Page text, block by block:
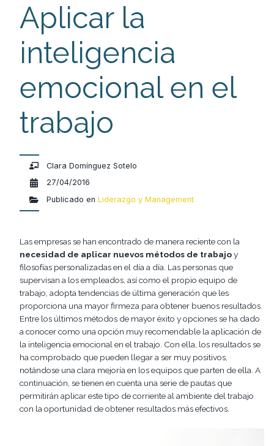
Aplicar la
inteligencia
emocional en el
trabajo
Clara Domínguez Sotelo
27/04/2016
Publicado en Liderazgo y Management
Las empresas se han encontrado de manera reciente con la
necesidad de aplicar nuevos métodos de trabajoy
filosofías personalizadas en el día a día. Las personas que
supervisan a los empleados, así como el propio equipo de
trabajo, adopta tendencias de última generación que les
proporciona una mayor firmeza para obtener buenos resultados.
Entre los últimos métodos de mayor éxito y opciones se ha dado
a conocer como una opción muy recomendable la aplicación de
la inteligencia emocional en el trabajo. Con ella, los resultados se
ha comprobado que pueden llegar a ser muy positivos,
notándose una clara mejoría en los equipos que parten de ella. A
continuación, se tienen en cuenta una serie de pautas que
permitirán aplicar este tipo de corriente al ambiente del trabajo
con la oportunidad de obtener resultados más efectivos.